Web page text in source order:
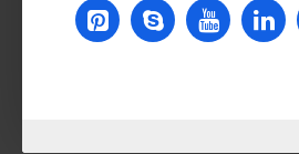
بوش مساحات سيارة 18بوصة
375.00LE